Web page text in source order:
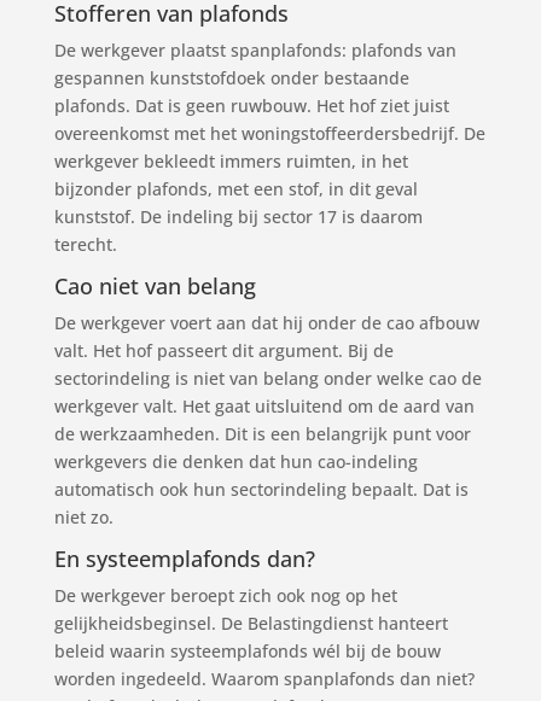
Stofferen van plafonds
De werkgever plaatst spanplafonds: plafonds van
gespannen kunststofdoek onder bestaande
plafonds. Dat is geen ruwbouw. Het hof ziet juist
overeenkomst met het woningstoffeerdersbedrijf. De
werkgever bekleedt immers ruimten, in het
bijzonder plafonds, met een stof, in dit geval
kunststof. De indeling bij sector 17 is daarom
terecht.
Cao niet van belang
De werkgever voert aan dat hij onder de cao afbouw
valt. Het hof passeert dit argument. Bij de
sectorindeling is niet van belang onder welke cao de
werkgever valt. Het gaat uitsluitend om de aard van
de werkzaamheden. Dit is een belangrijk punt voor
werkgevers die denken dat hun cao-indeling
automatisch ook hun sectorindeling bepaalt. Dat is
niet zo.
En systeemplafonds dan?
De werkgever beroept zich ook nog op het
gelijkheidsbeginsel. De Belastingdienst hanteert
beleid waarin systeemplafonds wél bij de bouw
worden ingedeeld. Waarom spanplafonds dan niet?